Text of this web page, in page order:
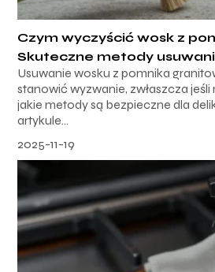
Czym wyczyścić wosk z
Skuteczne metody
Usuwanie wosku z pomnika
stanowić wyzwanie, zwłaszcza jeśli
jakie metody są bezpieczne dla
artykule...
2025-11-19